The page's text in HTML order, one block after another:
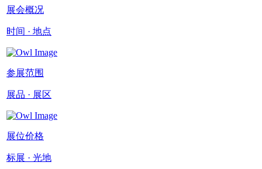
展会概况
时间 · 地点
参展范围
展品 · 展区
展位价格
标展 · 光地